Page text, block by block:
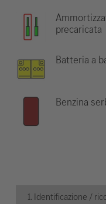
precaricata
Batteria a
Benzina
1. Identificazione /